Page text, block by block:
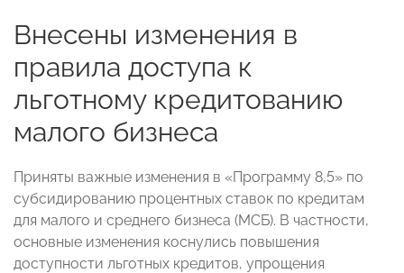
Внесены изменения в
правила доступа к
льготному кредитованию
малого бизнеса
Приняты важные изменения в «Программу 8,5» по
субсидированию процентных ставок по кредитам
для малого и среднего бизнеса (МСБ). В частности,
основные изменения коснулись повышения
доступности льготных кредитов, упрощения